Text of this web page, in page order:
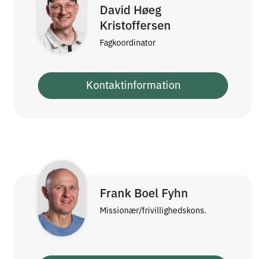
David Høeg
Kristoffersen
Fagkoordinator
Kontaktinformation
Frank Boel Fyhn
Missionær/frivillighedskons.